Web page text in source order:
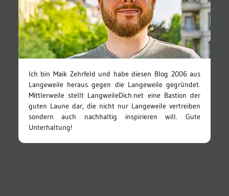
Ich bin Maik Zehrfeld und habe diesen Blog 2006 aus
Langeweile heraus gegen die Langeweile gegründet.
Mittlerweile stellt LangweileDich.net eine Bastion der
guten Laune dar, die nicht nur Langeweile vertreiben
sondern auch nachhaltig inspirieren will. Gute
Unterhaltung!